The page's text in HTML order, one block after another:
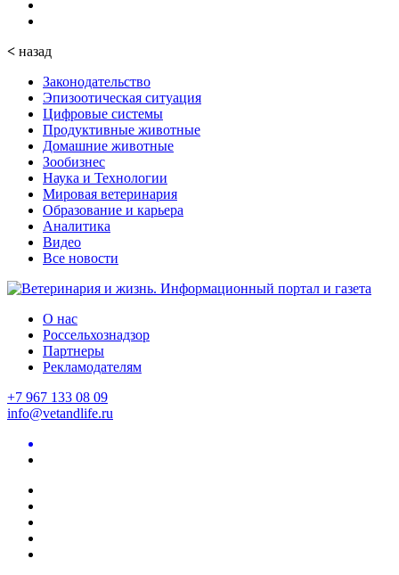
< назад
Законодательство
Эпизоотическая ситуация
Цифровые системы
Продуктивные животные
Домашние животные
Зообизнес
Наука и Технологии
Мировая ветеринария
Образование и карьера
Аналитика
Видео
Все новости
О нас
Россельхознадзор
Партнеры
Рекламодателям
+7 967 133 08 09
info@vetandlife.ru